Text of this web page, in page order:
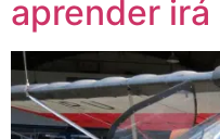
aprender